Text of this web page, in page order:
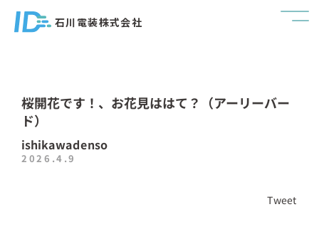
石川電装株式会社
桜開花です！、お花見ははて？（アーリーバー
ド）
ishikawadenso
2026.4.9
Tweet